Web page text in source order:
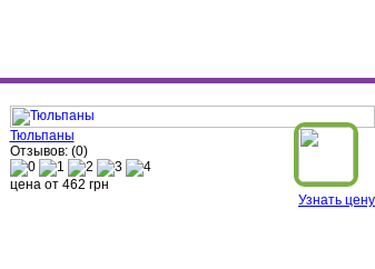
Тюльпаны
Отзывов: (0)
цена от 462 грн
Узнать цену